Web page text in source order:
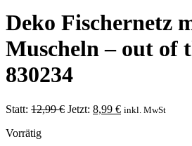
Deko Fischernetz
Muscheln – out of
830234
Statt: 12,99€ Ursprünglicher
Jetzt: 8,99 €Aktueller
inkl. MwSt
Vorrätig